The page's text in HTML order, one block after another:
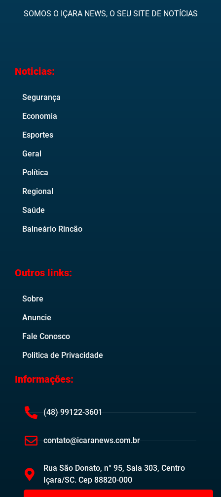
SOMOS O IÇARA NEWS, O SEU SITE DE NOTÍCIAS
Noticias:
Segurança
Economia
Esportes
Geral
Política
Regional
Saúde
Balneário Rincão
Outros links:
Sobre
Anuncie
Fale Conosco
Politica de Privacidade
Informações:
(48) 99122-3601
contato@icaranews.com.br
Rua São Donato, n° 95, Sala 303, Centro
Içara/SC. Cep 88820-000